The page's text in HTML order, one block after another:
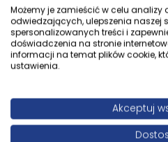
Możemy je zamieścić w celu
odwiedzających, ulepszenia naszej
spersonalizowanych treści i
doświadczenia na stronie
informacji na temat plików cookie,
ustawienia.
Akceptuj